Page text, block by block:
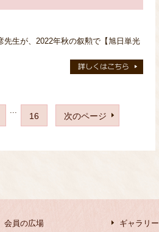
生が、2022年秋の叙勲で【旭日単光
...
16 次のページ
会員の広場 ギャラリー